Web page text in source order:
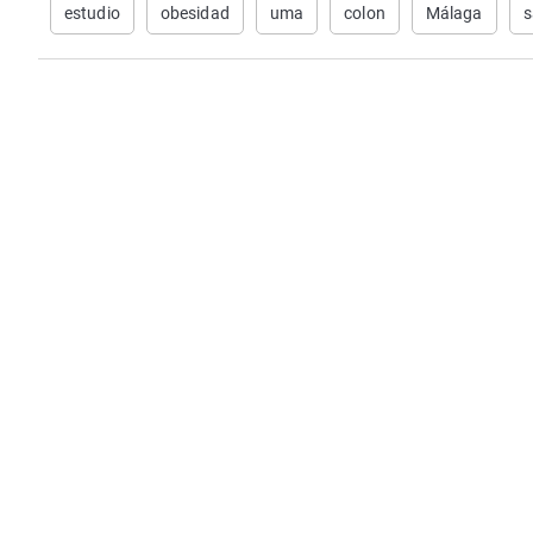
estudio obesidad uma colon Málaga